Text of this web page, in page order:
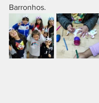
Barronhos.